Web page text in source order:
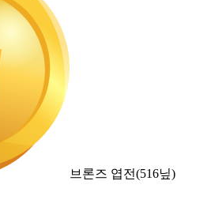
브론즈 엽전(516닢)